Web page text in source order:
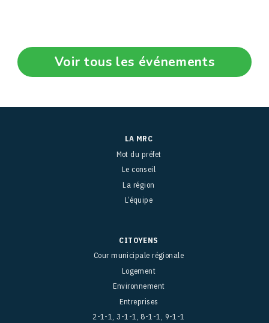
Voir tous les événements
LA MRC
Mot du préfet
Le conseil
La région
L’équipe
CITOYENS
Cour municipale régionale
Logement
Environnement
Entreprises
2-1-1, 3-1-1, 8-1-1, 9-1-1